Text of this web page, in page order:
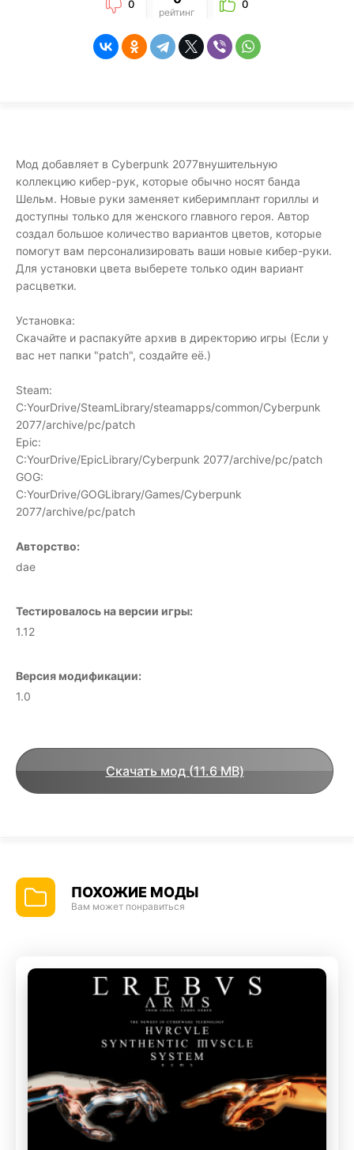
0
рейтинг
0
Мод добавляет в Cyberpunk 2077внушительную
коллекцию кибер-рук, которые обычно носят банда
Шельм. Новые руки заменяет киберимплант гориллы и
доступны только для женского главного героя. Автор
создал большое количество вариантов цветов, которые
помогут вам персонализировать ваши новые кибер-руки.
Для установки цвета выберете только один вариант
расцветки.
Установка:
Скачайте и распакуйте архив в директорию игры (Если у
вас нет папки "patch", создайте её.)
Steam:
C:YourDrive/SteamLibrary/steamapps/common/Cyberpunk
2077/archive/pc/patch
Epic:
C:YourDrive/EpicLibrary/Cyberpunk 2077/archive/pc/patch
GOG:
C:YourDrive/GOGLibrary/Games/Cyberpunk
2077/archive/pc/patch
Авторство:
dae
Тестировалось на версии игры:
1.12
Версия модификации:
1.0
Скачать мод (11.6 MB)
ПОХОЖИЕ МОДЫ
Вам может понравиться